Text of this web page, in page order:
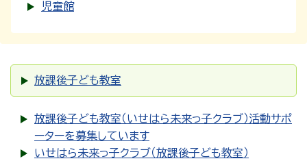
児童館
放課後子ども教室
放課後子ども教室（いせはら未来っ子クラブ）活動サポ
ーターを募集しています
いせはら未来っ子クラブ（放課後子ども教室）